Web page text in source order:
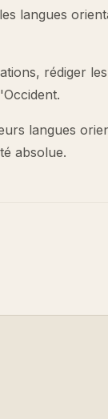
langues
rédiger
langues
absolue.